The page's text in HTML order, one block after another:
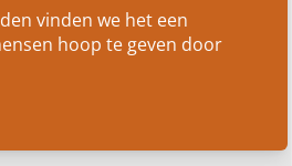
vinden we het een
hoop te geven door